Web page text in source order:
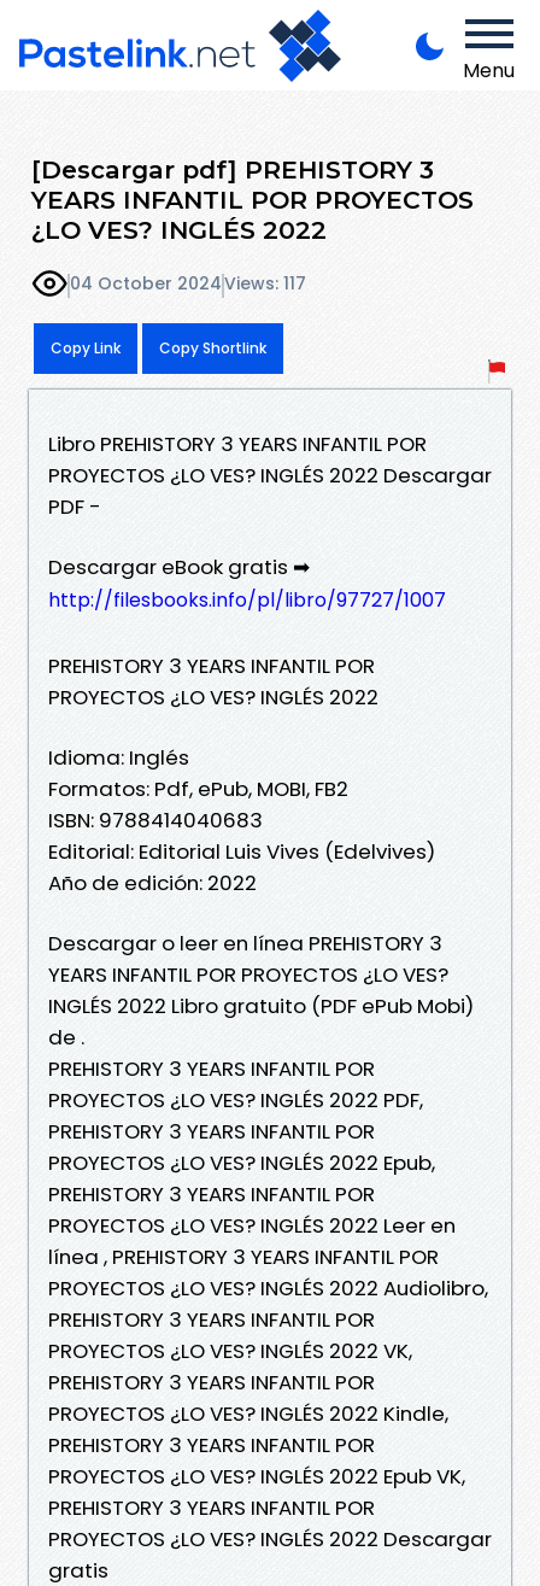
Menu
[Descargar pdf] PREHISTORY 3
YEARS INFANTIL POR PROYECTOS
¿LO VES? INGLÉS 2022
04 October 2024Views: 117
Copy Link Copy Shortlink
Libro PREHISTORY 3 YEARS INFANTIL POR
PROYECTOS ¿LO VES? INGLÉS 2022 Descargar
PDF -
Descargar eBook gratis ➡
http://filesbooks.info/pl/libro/97727/1007
PREHISTORY 3 YEARS INFANTIL POR
PROYECTOS ¿LO VES? INGLÉS 2022
Idioma: Inglés
Formatos: Pdf, ePub, MOBI, FB2
ISBN: 9788414040683
Editorial: Editorial Luis Vives (Edelvives)
Año de edición: 2022
Descargar o leer en línea PREHISTORY 3
YEARS INFANTIL POR PROYECTOS ¿LO VES?
INGLÉS 2022 Libro gratuito (PDF ePub Mobi)
de .
PREHISTORY 3 YEARS INFANTIL POR
PROYECTOS ¿LO VES? INGLÉS 2022 PDF,
PREHISTORY 3 YEARS INFANTIL POR
PROYECTOS ¿LO VES? INGLÉS 2022 Epub,
PREHISTORY 3 YEARS INFANTIL POR
PROYECTOS ¿LO VES? INGLÉS 2022 Leer en
línea , PREHISTORY 3 YEARS INFANTIL POR
PROYECTOS ¿LO VES? INGLÉS 2022 Audiolibro,
PREHISTORY 3 YEARS INFANTIL POR
PROYECTOS ¿LO VES? INGLÉS 2022 VK,
PREHISTORY 3 YEARS INFANTIL POR
PROYECTOS ¿LO VES? INGLÉS 2022 Kindle,
PREHISTORY 3 YEARS INFANTIL POR
PROYECTOS ¿LO VES? INGLÉS 2022 Epub VK,
PREHISTORY 3 YEARS INFANTIL POR
PROYECTOS ¿LO VES? INGLÉS 2022 Descargar
gratis